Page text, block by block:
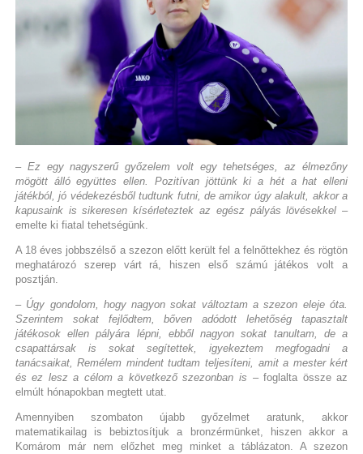
– Ez egy nagyszerű győzelem volt egy tehetséges, az élmezőny
mögött álló együttes ellen. Pozitívan jöttünk ki a hét a hat elleni
játékból, jó védekezésből tudtunk futni, de amikor úgy alakult, akkor a
kapusaink is sikeresen kísérleteztek az egész pályás lövésekkel –
emelte ki fiatal tehetségünk.
A 18 éves jobbszélső a szezon előtt került fel a felnőttekhez és rögtön
meghatározó szerep várt rá, hiszen első számú játékos volt a
posztján.
– Úgy gondolom, hogy nagyon sokat változtam a szezon eleje óta.
Szerintem sokat fejlődtem, bőven adódott lehetőség tapasztalt
játékosok ellen pályára lépni, ebből nagyon sokat tanultam, de a
csapattársak is sokat segítettek, igyekeztem megfogadni a
tanácsaikat, Remélem mindent tudtam teljesíteni, amit a mester kért
és ez lesz a célom a következő szezonban is – foglalta össze az
elmúlt hónapokban megtett utat.
Amennyiben szombaton újabb győzelmet aratunk, akkor
matematikailag is bebiztosítjuk a bronzérmünket, hiszen akkor a
Komárom már nem előzhet meg minket a táblázaton. A szezon